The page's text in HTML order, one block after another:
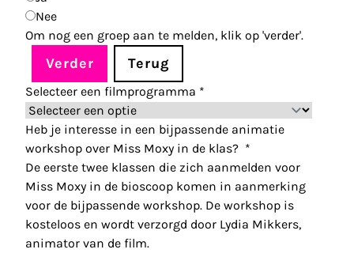
Nee
Om nog een groep aan te melden, klik op 'verder'.
Verder Terug
Selecteer een filmprogramma *
Heb je interesse in een bijpassende animatie
workshop over Miss Moxy in de klas? *
De eerste twee klassen die zich aanmelden voor
Miss Moxy in de bioscoop komen in aanmerking
voor de bijpassende workshop. De workshop is
kosteloos en wordt verzorgd door Lydia Mikkers,
animator van de film.